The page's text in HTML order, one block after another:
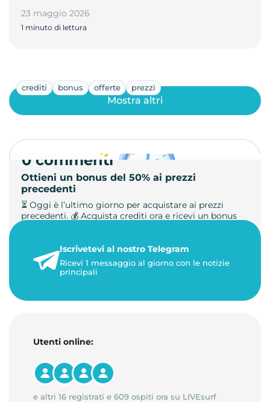
23 maggio 2026
1 minuto di lettura
crediti bonus offerte prezzi
Ottieni un bonus del 50% ai prezzi
precedenti
⏳ Oggi è l’ultimo giorno per acquistare ai prezzi
precedenti. 💰 Acquista crediti ora e ricevi un bonus
23 maggio 2026
1 minuto di lettura
Mostra altri
0 commenti
Iscrivetevi al nostro Telegram
Ricevi 1 messaggio al giorno con le notizie
principali
Utenti online:
e altri 16 registrati e 609 ospiti ora su LIVEsurf